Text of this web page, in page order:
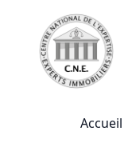
Accueil